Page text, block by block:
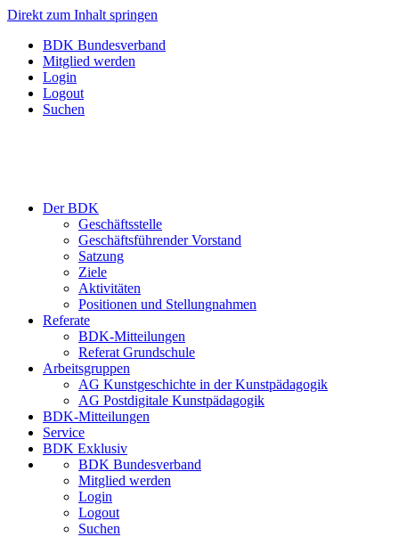
Direkt zum Inhalt springen
BDK Bundesverband
Mitglied werden
Login
Logout
Suchen
Der BDK
Geschäftsstelle
Geschäftsführender Vorstand
Satzung
Ziele
Aktivitäten
Positionen und Stellungnahmen
Referate
BDK-Mitteilungen
Referat Grundschule
Arbeitsgruppen
AG Kunstgeschichte in der Kunstpädagogik
AG Postdigitale Kunstpädagogik
BDK-Mitteilungen
Service
BDK Exklusiv
BDK Bundesverband
Mitglied werden
Login
Logout
Suchen